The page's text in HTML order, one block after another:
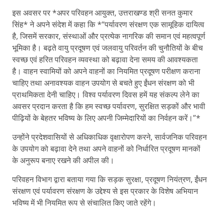
इस अवसर पर *अपर परिवहन आयुक्त, उत्तराखण्ड श्री सनत कुमार
सिंह* ने अपने संदेश में कहा कि *“पर्यावरण संरक्षण एक सामूहिक दायित्व
है, जिसमें सरकार, संस्थाओं और प्रत्येक नागरिक की समान एवं महत्वपूर्ण
भूमिका है। बढ़ते वायु प्रदूषण एवं जलवायु परिवर्तन की चुनौतियों के बीच
स्वच्छ एवं हरित परिवहन व्यवस्था को बढ़ावा देना समय की आवश्यकता
है। वाहन स्वामियों को अपने वाहनों का नियमित प्रदूषण परीक्षण कराना
चाहिए तथा अनावश्यक वाहन उपयोग से बचते हुए ईंधन संरक्षण को भी
प्राथमिकता देनी चाहिए। विश्व पर्यावरण दिवस हमें यह संकल्प लेने का
अवसर प्रदान करता है कि हम स्वच्छ पर्यावरण, सुरक्षित सड़कों और भावी
पीढ़ियों के बेहतर भविष्य के लिए अपनी जिम्मेदारियों का निर्वहन करें।”*
उन्होंने प्रदेशवासियों से अधिकाधिक वृक्षारोपण करने, सार्वजनिक परिवहन
के उपयोग को बढ़ावा देने तथा अपने वाहनों को निर्धारित प्रदूषण मानकों
के अनुरूप बनाए रखने की अपील की।
परिवहन विभाग द्वारा बताया गया कि सड़क सुरक्षा, प्रदूषण नियंत्रण, ईंधन
संरक्षण एवं पर्यावरण संरक्षण के उद्देश्य से इस प्रकार के विशेष अभियान
भविष्य में भी नियमित रूप से संचालित किए जाते रहेंगे।